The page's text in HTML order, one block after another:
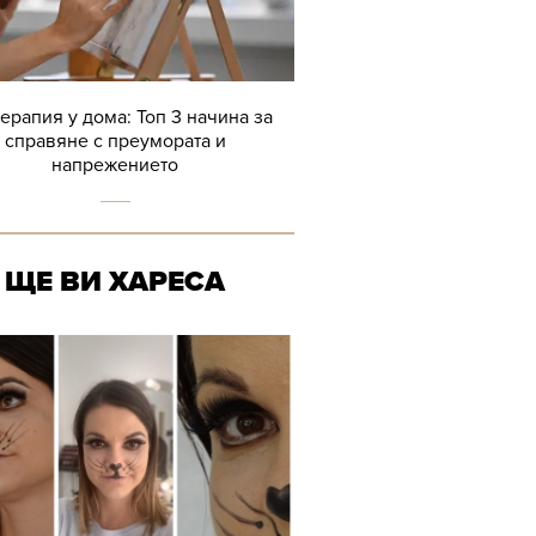
у дома: Топ 3 начина за
справяне с преумората и
напрежението
ЩЕ ВИ ХАРЕСА